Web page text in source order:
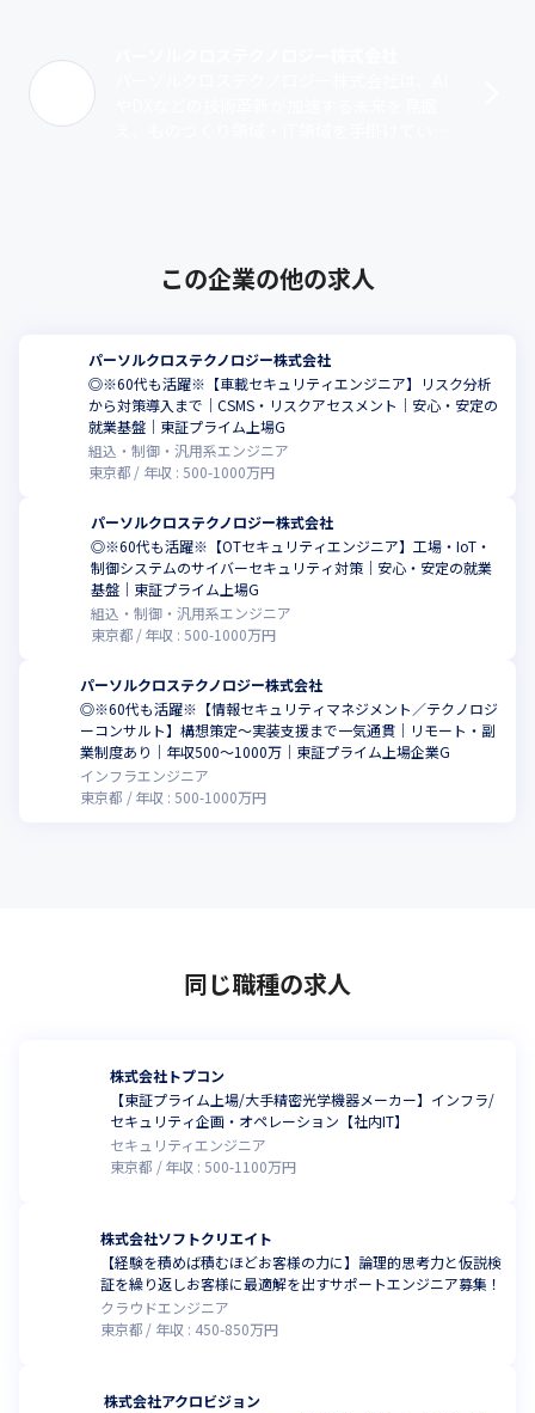
この企業の他の求人
パーソルクロステクノロジー株式会社
◎※60代も活躍※【車載セキュリティエンジニア】リスク分析
から対策導入まで｜CSMS・リスクアセスメント｜安心・安定の
就業基盤｜東証プライム上場G
組込・制御・汎用系エンジニア
東京都
年収 : 500-1000万円
パーソルクロステクノロジー株式会社
◎※60代も活躍※【OTセキュリティエンジニア】工場・IoT・
制御システムのサイバーセキュリティ対策｜安心・安定の就業
基盤｜東証プライム上場G
組込・制御・汎用系エンジニア
東京都
年収 :500-1000万円
パーソルクロステクノロジー株式会社
◎※60代も活躍※【情報セキュリティマネジメント／テクノロジ
ーコンサルト】構想策定～実装支援まで一気通貫｜リモート・副
業制度あり｜年収500～1000万｜東証プライム上場企業G
インフラエンジニア
東京都
年収 : 500-1000万円
同じ職種の求人
株式会社トプコン
【東証プライム上場/大手精密光学機器メーカー】インフラ/
セキュリティ企画・オペレーション【社内IT】
セキュリティエンジニア
東京都
年収 : 500-1100万円
株式会社ソフトクリエイト
【経験を積めば積むほどお客様の力に】論理的思考力と仮説検
証を繰り返しお客様に最適解を出すサポートエンジニア募集！
クラウドエンジニア
東京都
年収 : 450-850万円
株式会社アクロビジョン